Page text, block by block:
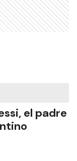
el padre